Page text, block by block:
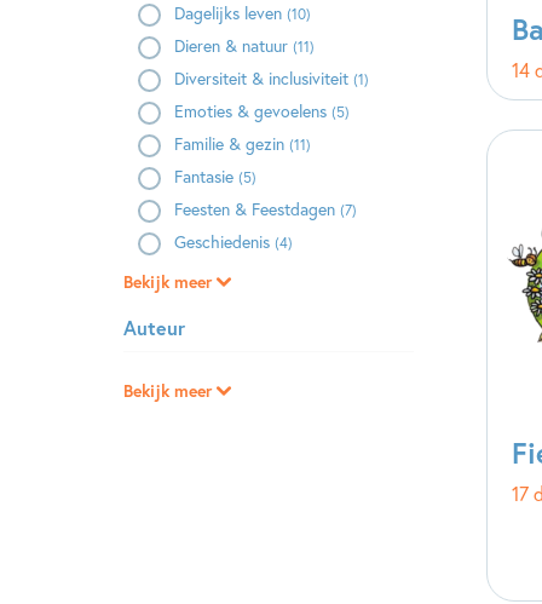
Dagelijks leven (10)
Dieren & natuur (11)
Diversiteit & inclusiviteit (1)
Emoties & gevoelens (5)
Familie & gezin (11)
Fantasie (5)
Feesten & Feestdagen (7)
Geschiedenis (4)
Bekijk meer
Auteur
Bekijk meer
14
17